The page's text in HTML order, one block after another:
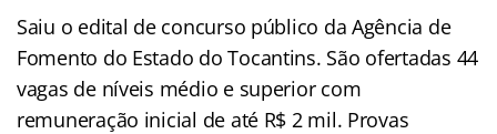
Saiu o edital de concurso público da Agência de
Fomento do Estado do Tocantins. São ofertadas 44
vagas de níveis médio e superior com
remuneração inicial de até R$ 2 mil. Provas